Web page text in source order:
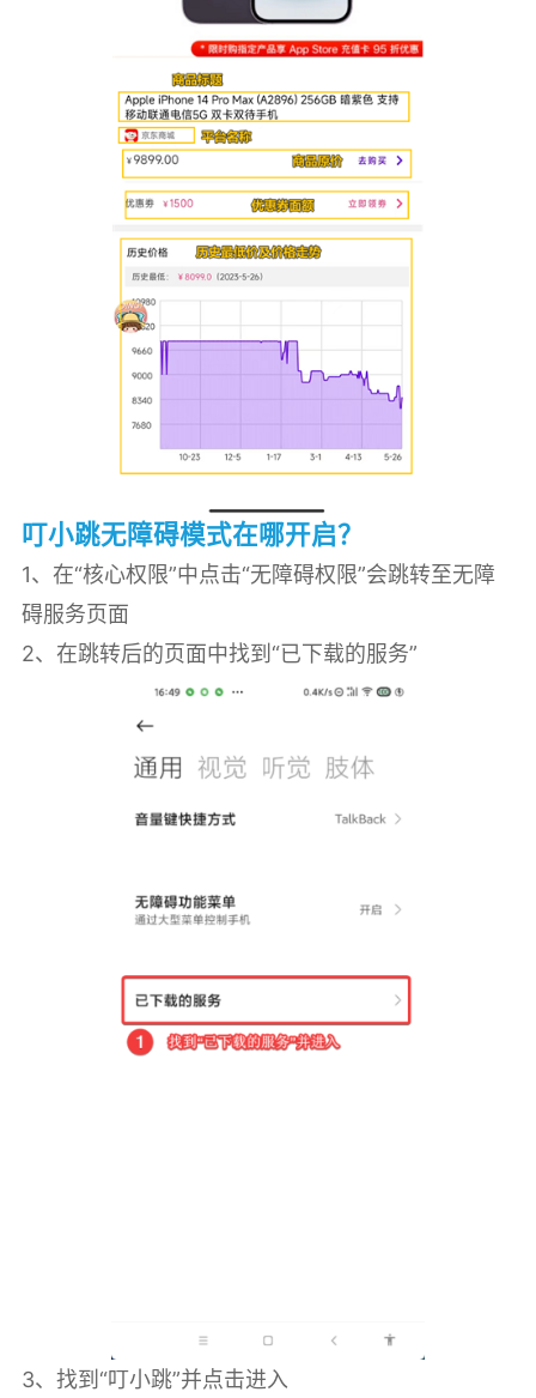
叮小跳无障碍模式在哪开启？
1、在“核心权限”中点击“无障碍权限”会跳转至无障
碍服务页面
2、在跳转后的页面中找到“已下载的服务”
3、找到“叮小跳”并点击进入